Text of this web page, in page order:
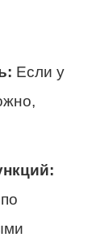
Если у